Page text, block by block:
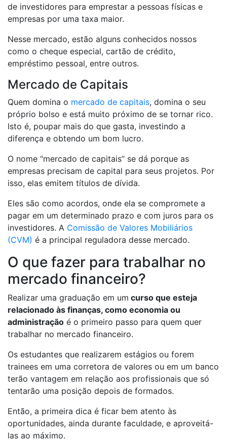
de investidores para emprestar a pessoas físicas e
empresas por uma taxa maior.
Nesse mercado, estão alguns conhecidos nossos
como o cheque especial, cartão de crédito,
empréstimo pessoal, entre outros.
Mercado de Capitais
Quem domina o mercado de capitais, domina o seu
próprio bolso e está muito próximo de se tornar rico.
Isto é, poupar mais do que gasta, investindo a
diferença e obtendo um bom lucro.
O nome “mercado de capitais” se dá porque as
empresas precisam de capital para seus projetos. Por
isso, elas emitem títulos de dívida.
Eles são como acordos, onde ela se compromete a
pagar em um determinado prazo e com juros para os
investidores. A Comissão de Valores Mobiliários
(CVM) é a principal reguladora desse mercado.
O que fazer para trabalhar no
mercado financeiro?
Realizar uma graduação em um curso que esteja
relacionado às finanças, como economia ou
administração é o primeiro passo para quem quer
trabalhar no mercado financeiro.
Os estudantes que realizarem estágios ou forem
trainees em uma corretora de valores ou em um banco
terão vantagem em relação aos profissionais que só
tentarão uma posição depois de formados.
Então, a primeira dica é ficar bem atento às
oportunidades, ainda durante faculdade, e aproveitá-
las ao máximo.